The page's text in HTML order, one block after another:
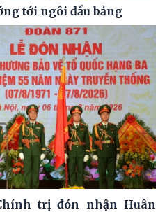
tới ngôi đầu bảng
trị đón nhận Huân